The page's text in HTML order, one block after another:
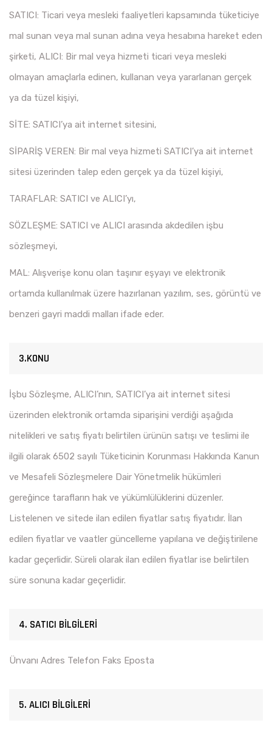
SATICI: Ticari veya mesleki faaliyetleri kapsamında tüketiciye
mal sunan veya mal sunan adına veya hesabına hareket eden
şirketi, ALICI: Bir mal veya hizmeti ticari veya mesleki
olmayan amaçlarla edinen, kullanan veya yararlanan gerçek
ya da tüzel kişiyi,
SİTE: SATICI’ya ait internet sitesini,
SİPARİŞ VEREN: Bir mal veya hizmeti SATICI’ya ait internet
sitesi üzerinden talep eden gerçek ya da tüzel kişiyi,
TARAFLAR: SATICI ve ALICI’yı,
SÖZLEŞME: SATICI ve ALICI arasında akdedilen işbu
sözleşmeyi,
MAL: Alışverişe konu olan taşınır eşyayı ve elektronik
ortamda kullanılmak üzere hazırlanan yazılım, ses, görüntü ve
benzeri gayri maddi malları ifade eder.
3.KONU
İşbu Sözleşme, ALICI’nın, SATICI’ya ait internet sitesi
üzerinden elektronik ortamda siparişini verdiği aşağıda
nitelikleri ve satış fiyatı belirtilen ürünün satışı ve teslimi ile
ilgili olarak 6502 sayılı Tüketicinin Korunması Hakkında Kanun
ve Mesafeli Sözleşmelere Dair Yönetmelik hükümleri
gereğince tarafların hak ve yükümlülüklerini düzenler.
Listelenen ve sitede ilan edilen fiyatlar satış fiyatıdır. İlan
edilen fiyatlar ve vaatler güncelleme yapılana ve değiştirilene
kadar geçerlidir. Süreli olarak ilan edilen fiyatlar ise belirtilen
süre sonuna kadar geçerlidir.
4. SATICI BİLGİLERİ
Ünvanı Adres Telefon Faks Eposta
5. ALICI BİLGİLERİ